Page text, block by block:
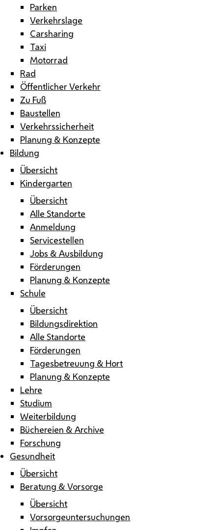
Parken
Verkehrslage
Carsharing
Taxi
Motorrad
Rad
Öffentlicher Verkehr
Zu Fuß
Baustellen
Verkehrssicherheit
Planung & Konzepte
Bildung
Übersicht
Kindergarten
Übersicht
Alle Standorte
Anmeldung
Servicestellen
Jobs & Ausbildung
Förderungen
Planung & Konzepte
Schule
Übersicht
Bildungsdirektion
Alle Standorte
Förderungen
Tagesbetreuung & Hort
Planung & Konzepte
Lehre
Studium
Weiterbildung
Büchereien & Archive
Forschung
Gesundheit
Übersicht
Beratung & Vorsorge
Übersicht
Vorsorgeuntersuchungen